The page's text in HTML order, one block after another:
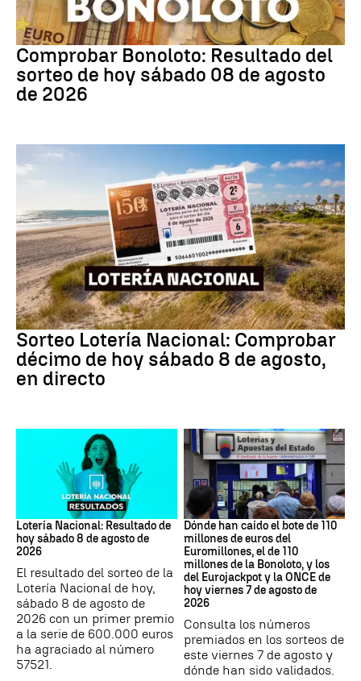
Bonoloto
Comprobar Bonoloto: Resultado del
sorteo de hoy sábado 08 de agosto
de 2026
Lotería Nacional
Sorteo Lotería Nacional: Comprobar
décimo de hoy sábado 8 de agosto,
en directo
Lotería Nacional de España
Lotería Nacional: Resultado de
hoy sábado 8 de agosto de
2026
El resultado del sorteo de la
Lotería Nacional de hoy,
sábado 8 de agosto de
2026 con un primer premio
a la serie de 600.000 euros
ha agraciado al número
57521.
Loterías
Dónde han caído el bote de 110
millones de euros del
Euromillones, el de 110
millones de la Bonoloto, y los
del Eurojackpot y la ONCE de
hoy viernes 7 de agosto de
2026
Consulta los números
premiados en los sorteos de
este viernes 7 de agosto y
dónde han sido validados.